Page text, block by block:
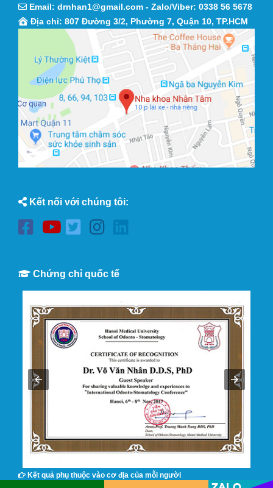
Email: drnhan1@gmail.com - Zalo/Viber: 0338 56 5678
Địa chỉ: 807 Đường 3/2, Phường 7, Quận 10, TP.HCM
Kết nối với chúng tôi:
Chứng chỉ quốc tế
Kết quả phụ thuộc vào cơ địa của mỗi người